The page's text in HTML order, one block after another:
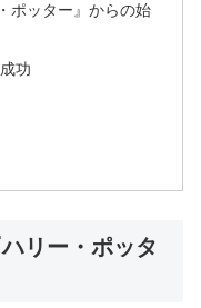
ポッター』からの始
功
リー・ポッタ